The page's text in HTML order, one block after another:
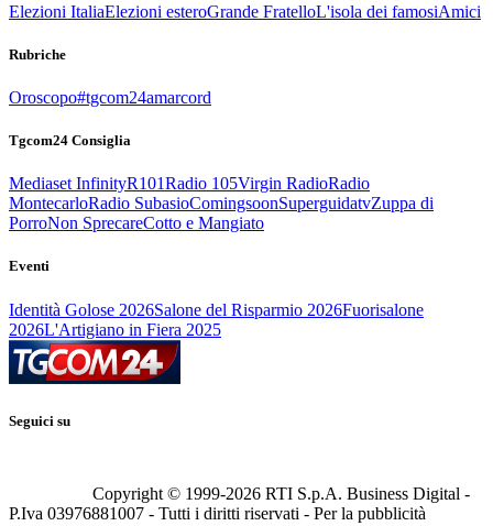
Elezioni ItaliaElezioni esteroGrande FratelloL'isola dei famosiAmici
Rubriche
Oroscopo#tgcom24amarcord
Tgcom24 Consiglia
Mediaset InfinityR101Radio 105Virgin RadioRadio
MontecarloRadio SubasioComingsoonSuperguidatvZuppa di
PorroNon SprecareCotto e Mangiato
Eventi
Identità Golose 2026Salone del Risparmio 2026Fuorisalone
2026L'Artigiano in Fiera 2025
Seguici su
Copyright © 1999-2026 RTI S.p.A. Business Digital -
P.Iva 03976881007 - Tutti i diritti riservati - Per la pubblicità